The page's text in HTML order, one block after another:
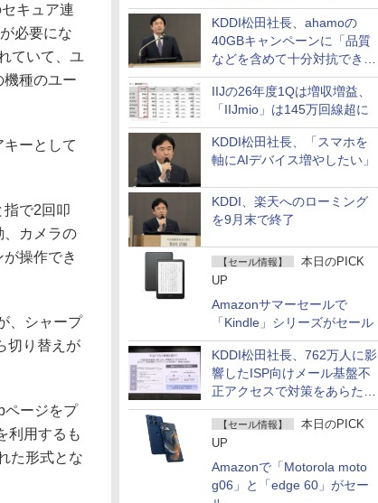
題
KDDI松田社長、ahamoの
40GBキャンペーンに「品質
などを含めて十分対抗でき
る」
IIJの26年度1Qは増収増益、
「IIJmio」は145万回線超に
KDDI松田社長、「スマホを
軸にAIデバイス増やしたい」
KDDI、楽天へのローミング
を9月末で終了
【セール情報】
本日のPICK
UP
Amazonサマーセールで
「Kindle」シリーズがセール
KDDI松田社長、762万人に影
響したISP向けメール基盤不
正アクセスで対策をあらため
て説明
【セール情報】
本日のPICK
UP
Amazonで「Motorola moto
g06」と「edge 60」がセー
キュア連
必要にな
ていて、ユ
種のユー
ーとして
で2回叩
、カメラの
操作でき
、シャープ
切り替えが
ページをプ
利用するも
た形式とな